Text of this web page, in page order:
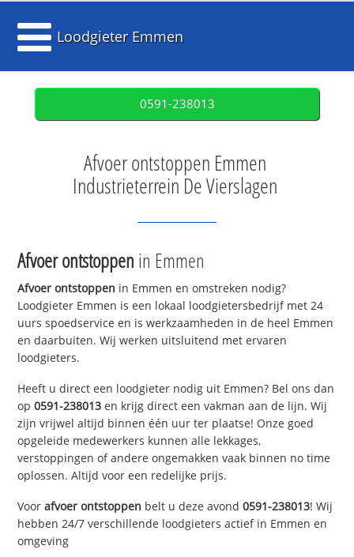
Loodgieter Emmen
0591-238013
Afvoer ontstoppen Emmen
Industrieterrein De Vierslagen
Afvoer ontstoppen in Emmen
Afvoer ontstoppen in Emmen en omstreken nodig?
Loodgieter Emmen is een lokaal loodgietersbedrijf met 24
uurs spoedservice en is werkzaamheden in de heel Emmen
en daarbuiten. Wij werken uitsluitend met ervaren
loodgieters.
Heeft u direct een loodgieter nodig uit Emmen? Bel ons dan
op0591-238013 en krijg direct een vakman aan de lijn. Wij
zijn vrijwel altijd binnen één uur ter plaatse! Onze goed
opgeleide medewerkers kunnen alle lekkages,
verstoppingen of andere ongemakken vaak binnen no time
oplossen. Altijd voor een redelijke prijs.
Voorafvoer ontstoppen belt u deze avond0591-238013! Wij
hebben 24/7 verschillende loodgieters actief in Emmen en
omgeving